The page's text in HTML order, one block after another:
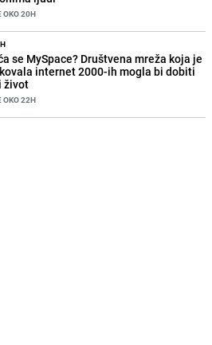
OKO 20H
se MySpace? Društvena mreža koja je
internet 2000-ih mogla bi dobiti
život
OKO 22H